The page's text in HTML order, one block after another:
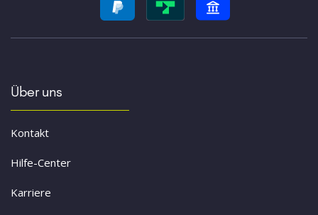
Über uns
Kontakt
Hilfe-Center
Karriere